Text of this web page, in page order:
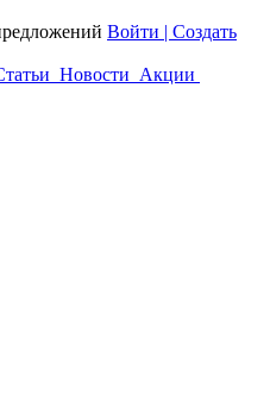
Войти | Создать
Новости Акции